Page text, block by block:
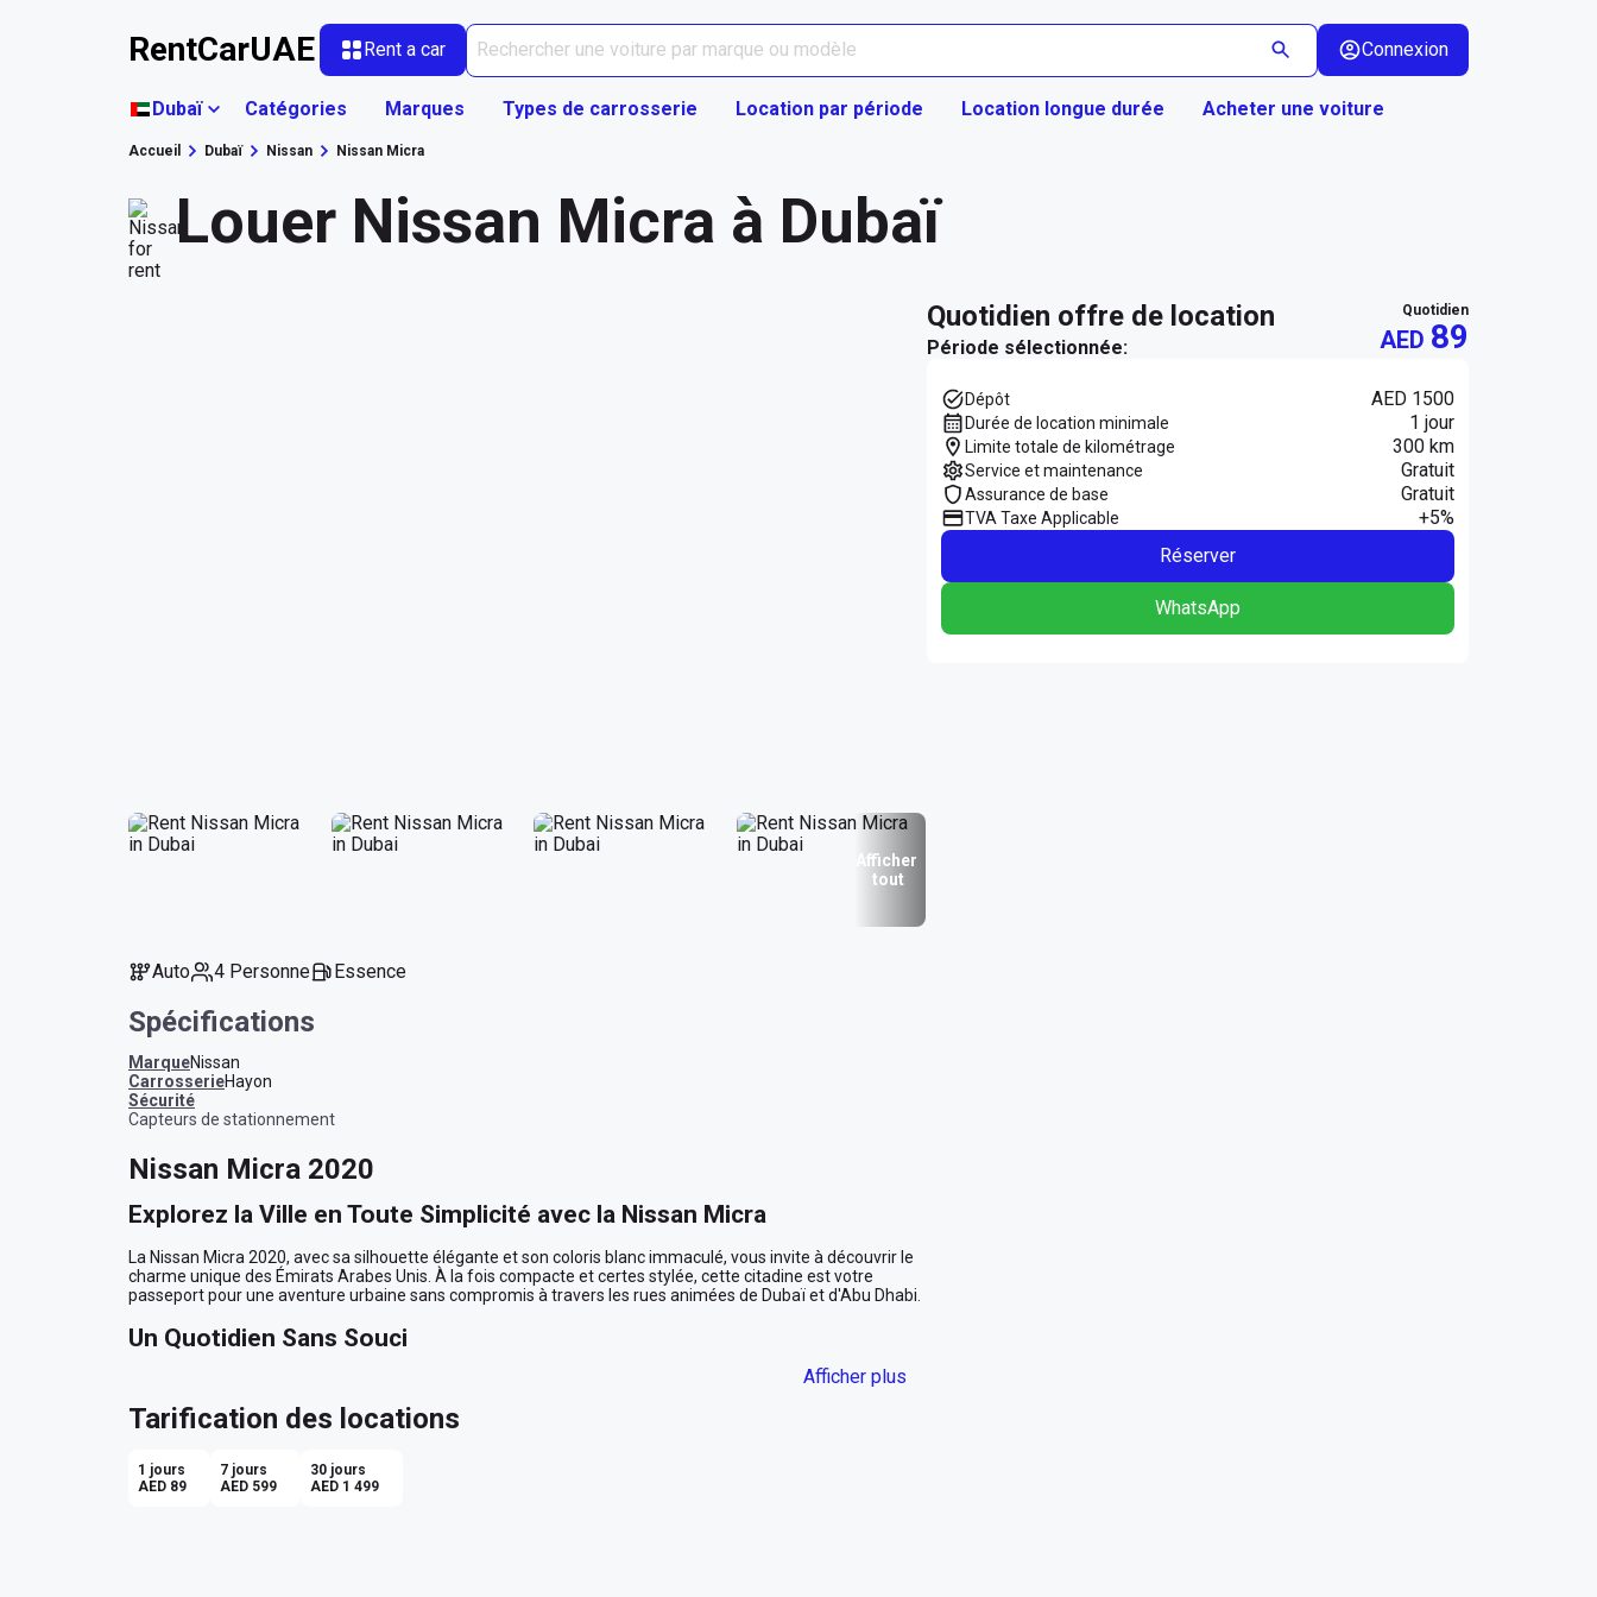
RentCarUAE Rent a car Connexion
Dubaï Catégories Marques Types de carrosserie Location par période Location longue durée Acheter une voiture
Accueil Dubaï Nissan Nissan Micra
Louer Nissan Micra à Dubaï
Afficher
tout
Auto 4 Personne Essence
Spécifications
MarqueNissan
CarrosserieHayon
sécurité
Capteurs de stationnement
Nissan Micra 2020
Explorez la Ville en Toute Simplicité avec la Nissan Micra
La Nissan Micra 2020, avec sa silhouette élégante et son coloris blanc immaculé, vous invite à découvrir le
charme unique des Émirats Arabes Unis. À la fois compacte et certes stylée, cette citadine est votre
passeport pour une aventure urbaine sans compromis à travers les rues animées de Dubaï et d'Abu Dhabi.
Un Quotidien Sans Souci
Imaginez-vous un matin éclatant, où le soleil se lève sur le Burj Khalifa, tandis que vous vous glissez dans
confortable pour quatre passagers, idéale pour des escapades en famille ou des déplacements
Confort et Maniabilité
Afficher plus
Tarification des locations
1 jours
AED 89
7 jours
AED 599
30 jours
AED 1 499
quotidien offre de location
Période sélectionnée:
quotidien
AED 89
Dépôt AED 1500
Durée de location minimale 1 jour
Limite totale de kilométrage 300 km
Service et maintenance Gratuit
Assurance de base Gratuit
TVA Taxe Applicable
+5%
Réserver
WhatsApp